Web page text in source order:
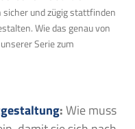
und zügig stattfinden
Wie das genau von
Serie zum
:Wie muss